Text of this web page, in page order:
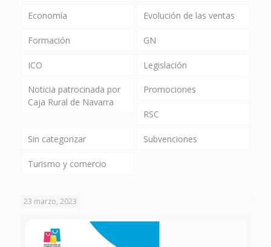
Economía Evolución de las ventas
Formación GN
ICO Legislación
Noticia patrocinada por
Caja Rural de Navarra
Promociones
RSC
Sin categorizar Subvenciones
Turismo y comercio
23 marzo, 2023